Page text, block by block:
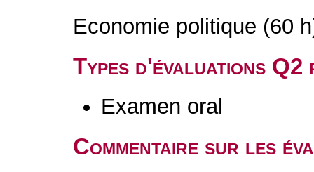
Economie politique (60
Types d'évaluations
Examen oral
Commentaire sur les